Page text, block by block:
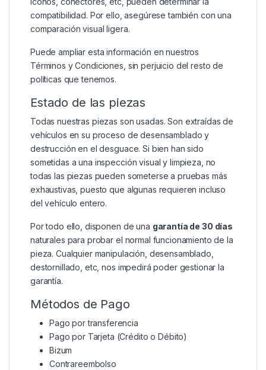
compatibilidad. Por ello, asegúrese también con una
comparación visual ligera.
Puede ampliar esta información en nuestros
Términos y Condiciones , sin perjuicio del resto de
políticas que tenemos.
Estado de las piezas
Todas nuestras piezas son usadas. Son extraídas de
vehículos en su proceso de desensamblado y
destrucción en el desguace. Si bien han sido
sometidas a una inspección visual y limpieza, no
todas las piezas pueden someterse a pruebas más
exhaustivas, puesto que algunas requieren incluso
del vehículo entero.
Por todo ello, disponen de una garantía de 30 días
naturales para probar el normal funcionamiento de la
pieza. Cualquier manipulación, desensamblado,
destornillado, etc, nos impedirá poder gestionar la
garantía.
Métodos de Pago
Pago por transferencia
Pago por Tarjeta (Crédito o Débito)
Bizum
Contrareembolso